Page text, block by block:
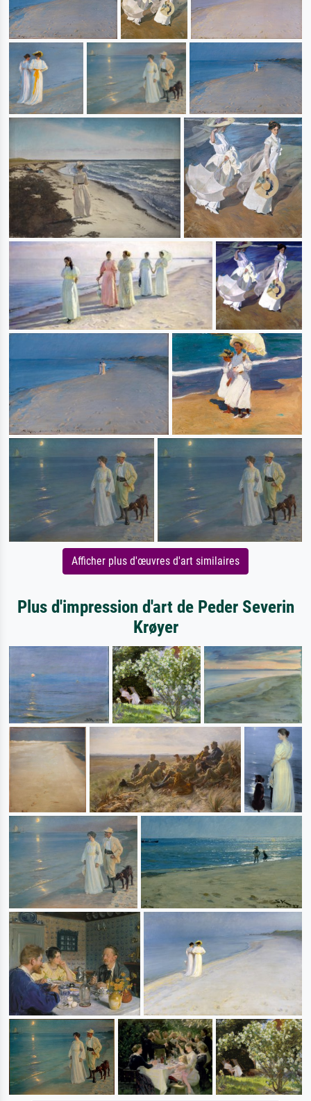
Afficher plus d'œuvres d'art similaires
Plus d'impression d'art de Peder Severin
Krøyer